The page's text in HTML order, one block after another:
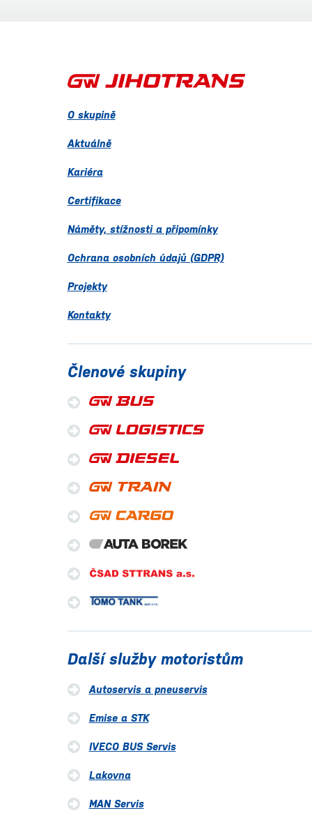
O skupině
Aktuálně
Kariéra
Certifikace
Náměty, stížnosti a připomínky
Ochrana osobních údajů (GDPR)
Projekty
Kontakty
Členové skupiny
Další služby motoristům
Autoservis a pneuservis
Emise a STK
IVECO BUS Servis
Lakovna
MAN Servis